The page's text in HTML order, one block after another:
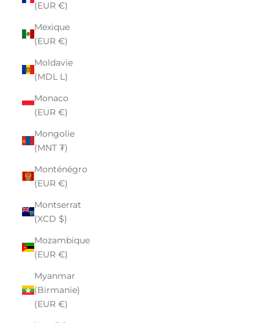
(EUR €)
Mexique
(EUR €)
Moldavie
(MDL L)
Monaco
(EUR €)
Mongolie
(MNT ₮)
Monténégro
(EUR €)
Montserrat
(XCD $)
Mozambique
(EUR €)
Myanmar
(Birmanie)
(EUR €)